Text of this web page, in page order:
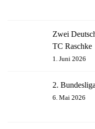
Zwei
TC Raschke
1. Juni 2026
2.
6. Mai 2026